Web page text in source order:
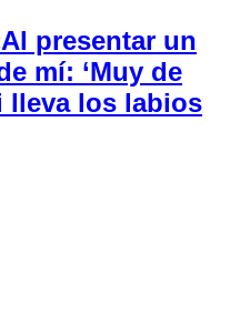
presentar un
mí: ‘Muy de
lleva los labios